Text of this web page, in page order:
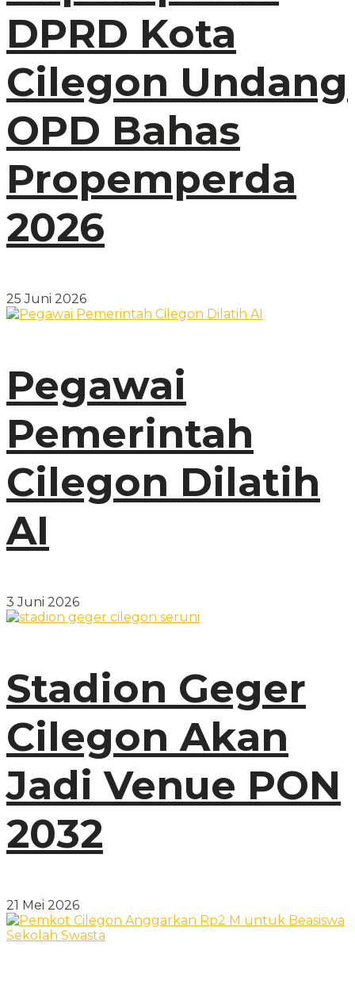
DPRD Kota
Cilegon Undang
OPD Bahas
Propemperda
2026
25 Juni 2026
Pegawai
Pemerintah
Cilegon Dilatih
AI
3 Juni 2026
Stadion Geger
Cilegon Akan
Jadi Venue PON
2032
21 Mei 2026